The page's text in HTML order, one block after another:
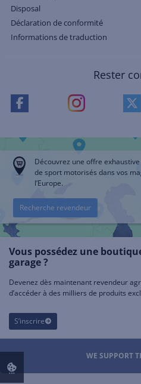
Disposal
Déclaration de conformité
Informations de traduction
Rester
Découvrez une offre
de sport motorisés dans vos
l’Europe.
Recherche revendeur
Vous possédez une
garage ?
Devenez dès maintenant revendeur
d’accéder à des milliers de produits
S’inscrire
WE SUPPORT